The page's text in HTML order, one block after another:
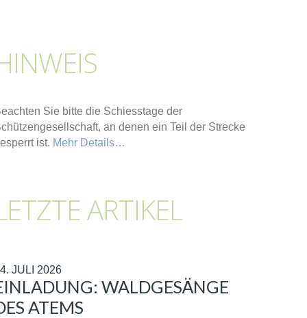
Sie bitte die Schiesstage der
an denen ein Teil der Strecke
ist. Mehr Details…
ARTIKEL
JULI 2026
WALDGESÄNGE
ATEMS